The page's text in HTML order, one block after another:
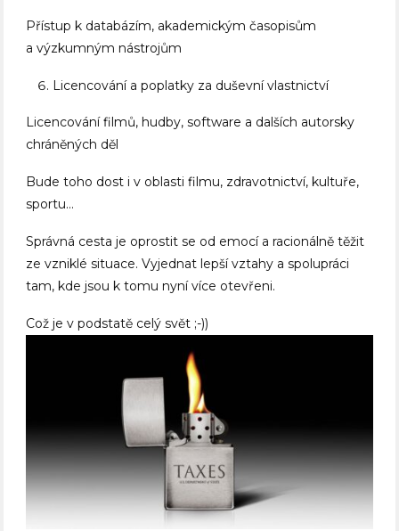
Přístup k databázím, akademickým časopisům
a výzkumným nástrojům
Licencování a poplatky za duševní vlastnictví
Licencování filmů, hudby, software a dalších autorsky
chráněných děl
Bude toho dost i v oblasti filmu, zdravotnictví, kultuře,
sportu…
Správná cesta je oprostit se od emocí a racionálně těžit
ze vzniklé situace. Vyjednat lepší vztahy a spolupráci
tam, kde jsou k tomu nyní více otevřeni.
Což je v podstatě celý svět ;-))